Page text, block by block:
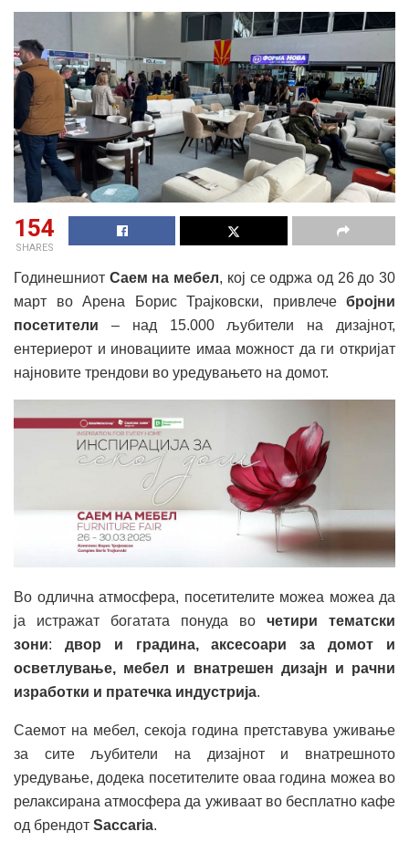
154
SHARES
Годинешниот Саем на мебел, кој се одржа од 26 до 30
март во Арена Борис Трајковски, привлече бројни
посетители – над 15.000 љубители на дизајнот,
ентериерот и иновациите имаа можност да ги откријат
најновите трендови во уредувањето на домот.
Во одлична атмосфера, посетителите можеа можеа да
ја истражат богатата понуда во четири тематски
зони: двор и градина, аксесоари за домот и
осветлување, мебел и внатрешен дизајн и рачни
изработки и пратечка индустрија.
Саемот на мебел, секоја година претставува уживање
за сите љубители на дизајнот и внатрешното
уредување, додека посетителите оваа година можеа во
релаксирана атмосфера да уживаат во бесплатно кафе
од брендот Saccaria.